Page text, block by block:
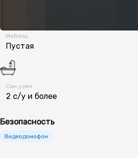
Мебель
Пустая
Сан.узел
2 с/у и более
Безопасность
Видеодомофон